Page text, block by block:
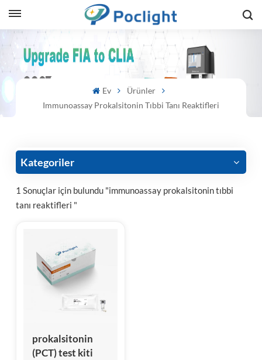
Ev
Ürünler
Immunoassay Prokalsitonin Tıbbi Tanı Reaktifleri
Kategoriler
1 Sonuçlar için bulundu "immunoassay prokalsitonin tıbbi
tanı reaktifleri "
prokalsitonin
(PCT) test kiti